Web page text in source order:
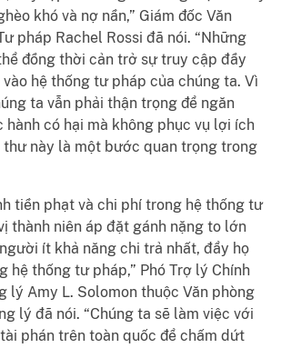
khó và nợ nần,” Giám đốc Văn
pháp Rachel Rossi đã nói. “Những
đồng thời cản trở sự truy cập đầy
hệ thống tư pháp của chúng ta. Vì
ta vẫn phải thận trọng để ngăn
hành có hại mà không phục vụ lợi ích
thư này là một bước quan trọng trong
tiền phạt và chi phí trong hệ thống tư
thành niên áp đặt gánh nặng to lớn
ít khả năng chi trả nhất, đẩy họ
hệ thống tư pháp,” Phó Trợ lý Chính
lý Amy L. Solomon thuộc Văn phòng
lý đã nói. “Chúng ta sẽ làm việc với
phán trên toàn quốc để chấm dứt